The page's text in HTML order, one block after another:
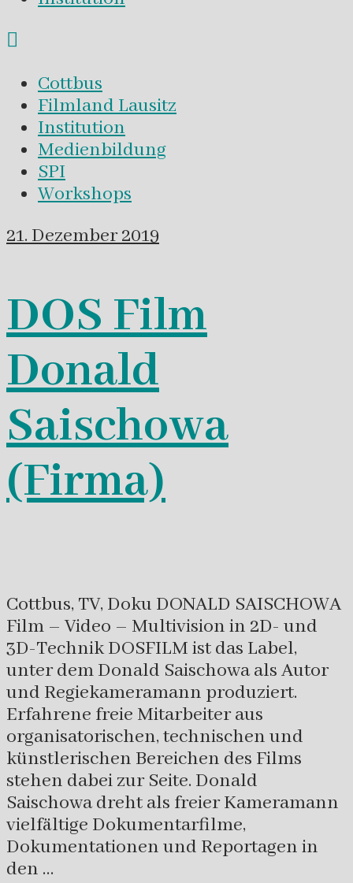
Cottbus
Filmland Lausitz
Institution
Medienbildung
SPI
Workshops
21. Dezember 2019
DOS Film
Donald
Saischowa
(Firma)
Cottbus, TV, Doku DONALD SAISCHOWA
Film – Video – Multivision in 2D- und
3D-Technik DOSFILM ist das Label,
unter dem Donald Saischowa als Autor
und Regiekameramann produziert.
Erfahrene freie Mitarbeiter aus
organisatorischen, technischen und
künstlerischen Bereichen des Films
stehen dabei zur Seite. Donald
Saischowa dreht als freier Kameramann
vielfältige Dokumentarfilme,
Dokumentationen und Reportagen in
den …